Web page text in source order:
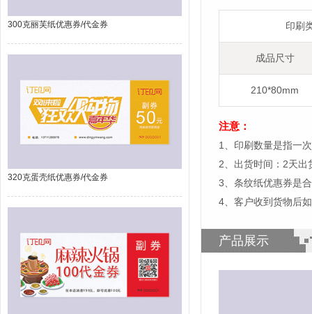
300克丽芙纸优惠券/代金券
320克蛋壳纸优惠券/代金券
印刷
成品尺寸
210*80mm
注意：
1、印刷数量是指一
2、出货时间：2天出
3、条纹纸优惠券是
4、客户收到货物后
产品展示